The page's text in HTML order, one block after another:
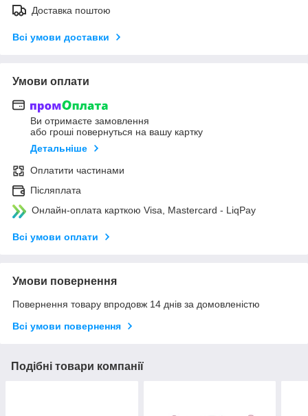
Доставка поштою
Всі умови доставки
Умови оплати
Ви отримаєте замовлення
або гроші повернуться на вашу картку
Детальніше
Оплатити частинами
Післяплата
Онлайн-оплата карткою Visa, Mastercard - LiqPay
Всі умови оплати
Умови повернення
Повернення товару впродовж 14 днів за домовленістю
Всі умови повернення
Подібні товари компанії